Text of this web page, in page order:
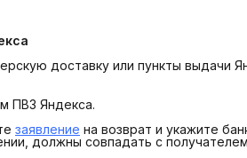
доставку или пункты выдачи
ПВЗ Яндекса.
заявление на возврат и укажите
должны совпадать с